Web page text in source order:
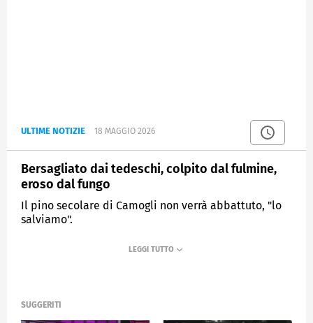
ULTIME NOTIZIE 18 MAGGIO 2026
Bersagliato dai tedeschi, colpito dal fulmine,
eroso dal fungo
Il pino secolare di Camogli non verrà abbattuto, "lo
salviamo".
SUGGERITI